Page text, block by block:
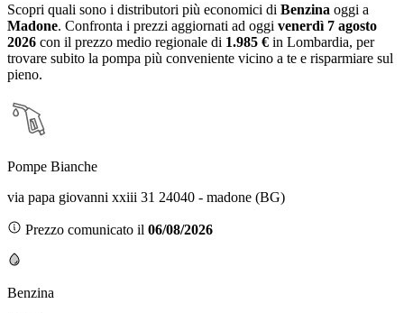
Scopri quali sono i distributori più economici di Benzina oggi a
Madone. Confronta i prezzi aggiornati ad oggi venerdì 7 agosto
2026 con il prezzo medio regionale di 1.985 € in Lombardia, per
trovare subito la pompa più conveniente vicino a te e risparmiare sul
pieno.
Pompe Bianche
via papa giovanni xxiii 31 24040 - madone (BG)
Prezzo comunicato il 06/08/2026
Benzina